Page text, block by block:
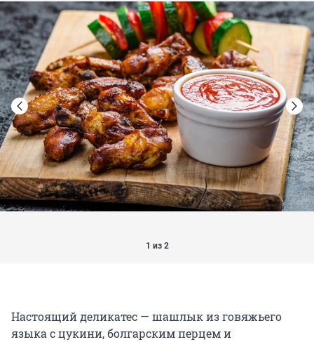
1 из 2
Настоящий деликатес — шашлык из говяжьего
языка с цукини, болгарским перцем и